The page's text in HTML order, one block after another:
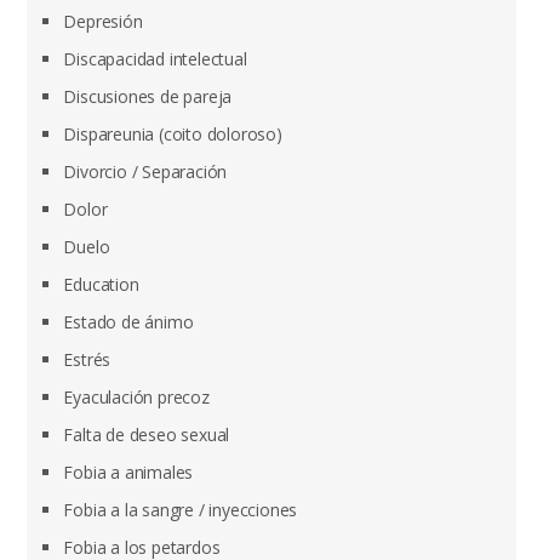
Depresión
Discapacidad intelectual
Discusiones de pareja
Dispareunia (coito doloroso)
Divorcio / Separación
Dolor
Duelo
Education
Estado de ánimo
Estrés
Eyaculación precoz
Falta de deseo sexual
Fobia a animales
Fobia a la sangre / inyecciones
Fobia a los petardos